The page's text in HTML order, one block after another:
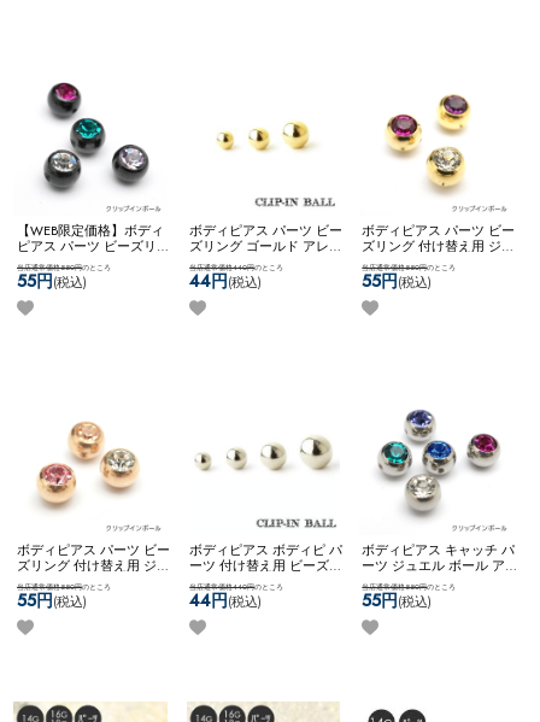
【WEB限定価格】ボディ
ピアス パーツ ビーズリン
グ ジュエル 付け替え用
アレンジ カスタム コーデ
ィネート 黒 ブラック ネ
コポスOK
当店通常価格550円のところ
55円(税込)
ボディピアス パーツ ビー
ズリング ゴールド アレン
ジ カスタム コーディネー
ト 定番 スタンダード
4mm 5mm 6mm ネコポス
OK
当店通常価格440円のところ
44円(税込)
ボディピアス パーツ ビー
ズリング 付け替え用 ジュ
エル カスタム アレンジ
コーディネート ネコポス
OKジュエルクリップイン
ボール
当店通常価格550円のところ
55円(税込)
ボディピアス パーツ ビー
ズリング 付け替え用 ジュ
エル カスタム アレンジ
コーディネート ネコポス
OKジュエルクリップイン
ボール
当店通常価格550円のところ
55円(税込)
ボディピアス ボディピ パ
ーツ 付け替え用 ビーズリ
ング 定番 スタンダード
4mm 5mm 6mm 8mm ネ
コポスOKスペアクリップ
インボール (シルバー)
当店通常価格440円のところ
44円(税込)
ボディピアス キャッチ パ
ーツ ジュエル ボール ア
レンジ カスタム コーディ
ネート 可愛い かわいい
ネコポスOK
クリップインボール
当店通常価格550円のところ
55円(税込)